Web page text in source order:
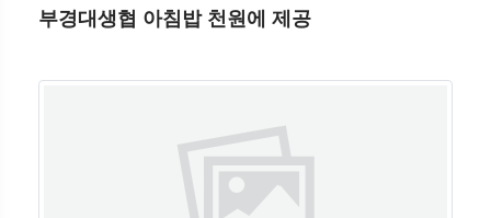
부경대생협 아침밥 천원에 제공